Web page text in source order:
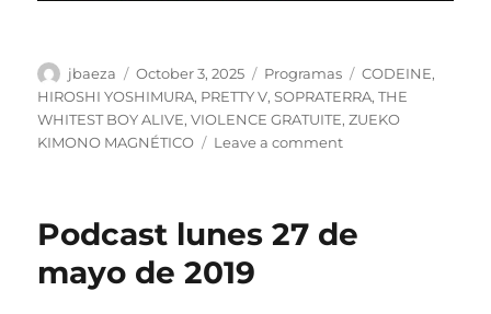
Author
jbaeza
Posted
on
October 3, 2025 Categories
Programas Tags
CODEINE,
HIROSHI YOSHIMURA, PRETTY V,SOPRATERRA,THE
WHITEST BOY ALIVE,VIOLENCE GRATUITE,ZUEKO
KIMONO MAGNÉTICO
Leave a commenton
de
Podcast lunes 27 de
mayo de 2019